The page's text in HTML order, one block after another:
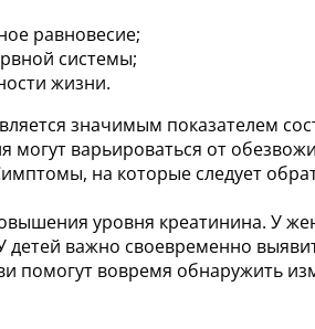
равновесие;
системы;
жизни.
значимым показателем
варьироваться от
на которые следует
уровня креатинина. У
детей важно своевременно
помогут вовремя обнаружить